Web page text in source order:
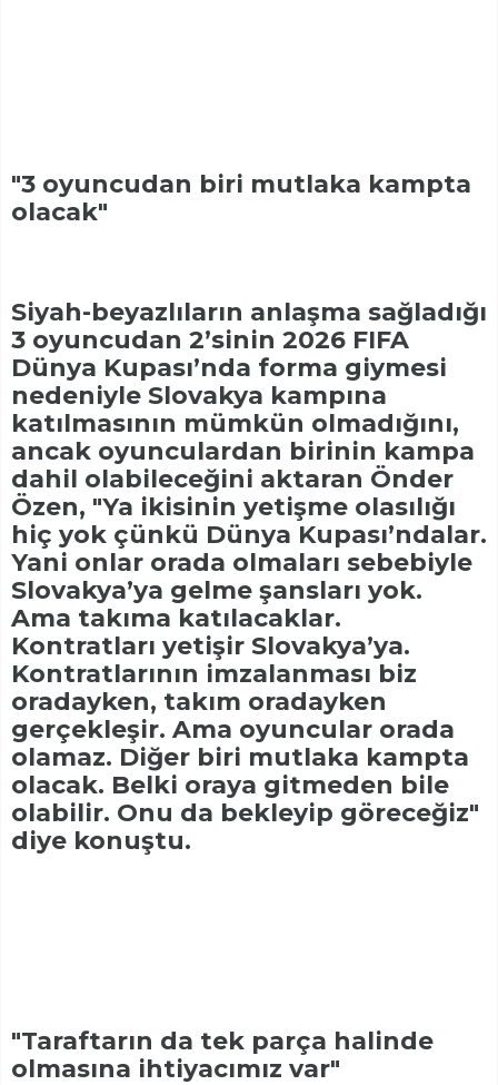
"3 oyuncudan biri mutlaka kampta
olacak"
Siyah-beyazlıların anlaşma sağladığı
3 oyuncudan 2’sinin 2026 FIFA
Dünya Kupası’nda forma giymesi
nedeniyle Slovakya kampına
katılmasının mümkün olmadığını,
ancak oyunculardan birinin kampa
dahil olabileceğini aktaran Önder
Özen, "Ya ikisinin yetişme olasılığı
hiç yok çünkü Dünya Kupası’ndalar.
Yani onlar orada olmaları sebebiyle
Slovakya’ya gelme şansları yok.
Ama takıma katılacaklar.
Kontratları yetişir Slovakya’ya.
Kontratlarının imzalanması biz
oradayken, takım oradayken
gerçekleşir. Ama oyuncular orada
olamaz. Diğer biri mutlaka kampta
olacak. Belki oraya gitmeden bile
olabilir. Onu da bekleyip göreceğiz"
diye konuştu.
"Taraftarın da tek parça halinde
olmasına ihtiyacımız var"